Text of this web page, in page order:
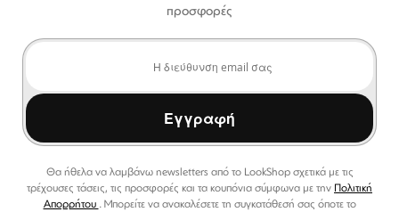
προσφορές
Εγγραφή
Θα ήθελα να λαμβάνω newsletters από το LookShop σχετικά με τις
τρέχουσες τάσεις, τις προσφορές και τα κουπόνια σύμφωνα με την Πολιτική
Απορρήτου . Μπορείτε να ανακαλέσετε τη συγκατάθεσή σας όποτε το